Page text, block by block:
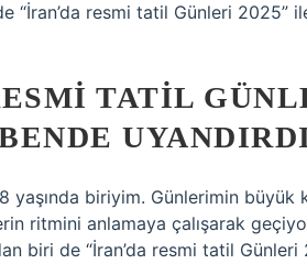
“İran’da resmi tatil Günleri 2025”
TATIL
yaşında biriyim. Günlerimin büyük
ritmini anlamaya çalışarak
biri de “İran’da resmi tatil